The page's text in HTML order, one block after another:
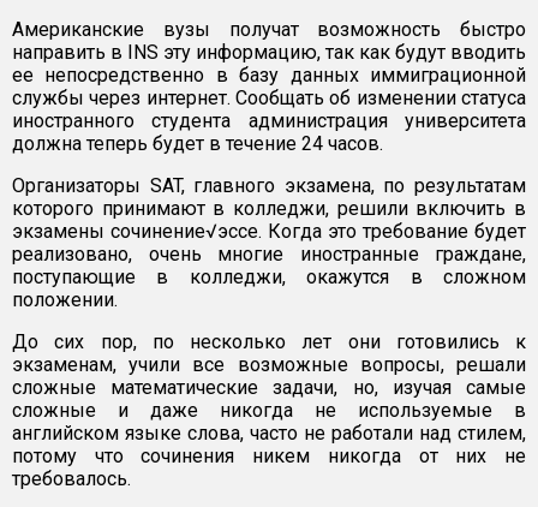
Американские вузы получат возможность быстро
направить в INS эту информацию, так как будут вводить
ее непосредственно в базу данных иммиграционной
службы через интернет. Сообщать об изменении статуса
иностранного студента администрация университета
должна теперь будет в течение 24 часов.
Организаторы SAT, главного экзамена, по результатам
которого принимают в колледжи, решили включить в
экзамены сочинение√эссе. Когда это требование будет
реализовано, очень многие иностранные граждане,
поступающие в колледжи, окажутся в сложном
положении.
До сих пор, по несколько лет они готовились к
экзаменам, учили все возможные вопросы, решали
сложные математические задачи, но, изучая самые
сложные и даже никогда не используемые в
английском языке слова, часто не работали над стилем,
потому что сочинения никем никогда от них не
требовалось.